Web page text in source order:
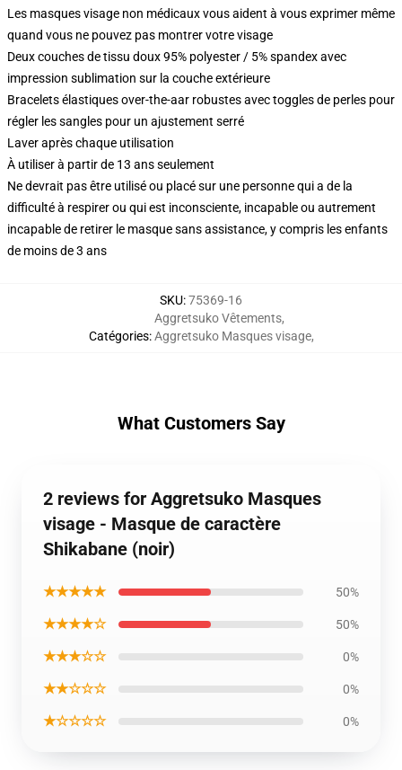
Les masques visage non médicaux vous aident à vous exprimer même
quand vous ne pouvez pas montrer votre visage
Deux couches de tissu doux 95% polyester / 5% spandex avec
impression sublimation sur la couche extérieure
Bracelets élastiques over-the-aar robustes avec toggles de perles pour
régler les sangles pour un ajustement serré
Laver après chaque utilisation
À utiliser à partir de 13 ans seulement
Ne devrait pas être utilisé ou placé sur une personne qui a de la
difficulté à respirer ou qui est inconsciente, incapable ou autrement
incapable de retirer le masque sans assistance, y compris les enfants
de moins de 3 ans
SKU:75369-16
Catégories:
Aggretsuko Vêtements,
Aggretsuko Masques visage,
What Customers Say
2 reviews for Aggretsuko Masques
visage - Masque de caractère
Shikabane (noir)
★★★★★ 50%
★★★★☆ 50%
★★★☆☆ 0%
★★☆☆☆ 0%
★☆☆☆☆ 0%